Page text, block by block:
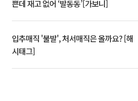
쁜데 재고 없어 ‘발동동’[가보니]
입추매직 '불발', 처서매직은 올까요? [해
시태그]